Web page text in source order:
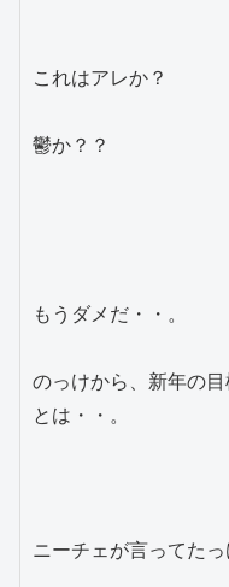
これはアレか？
鬱か？？
もうダメだ・・。
のっけから、新年の
とは・・。
ニーチェが言ってたっ